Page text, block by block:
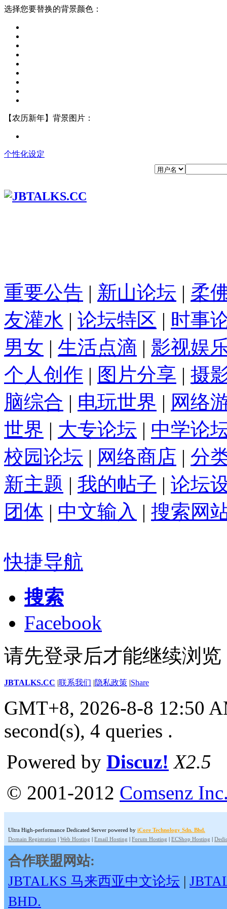
选择您要替换的背景颜色：
【农历新年】背景图片：
个性化设定
重要公告 | 新山论坛 | 柔
友灌水 | 论坛特区 | 时事
男女 | 生活点滴 | 影视娱
个人创作 | 图片分享 | 摄
脑综合 | 电玩世界 | 网络
世界 | 大专论坛 | 中学论
校园论坛 | 网络商店 | 分
新主题 | 我的帖子 | 论坛
团体 | 中文输入 | 搜索网
快捷导航
搜索
Facebook
请先登录后才能继续浏览
JBTALKS.CC |联系我们 |隐私政策 |Share
GMT+8, 2026-8-8 12:50
second(s), 4 queries .
Powered by Discuz! X2.5
© 2001-2012 Comsenz
Ultra High-performance Dedicated Server powered by iCore Technology Sdn. Bhd.
Domain Registration | Web Hosting | Email Hosting | Forum Hosting | ECShop Hosting |
合作联盟网站:
JBTALKS 马来西亚中文论坛 |
BHD.